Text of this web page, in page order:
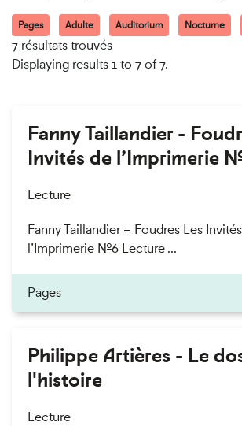
Pages Adulte Auditorium Nocturne
7 résultats trouvés
Displaying results 1 to 7 of 7.
Fanny Taillandier -
Invités de l’Imprimerie
Lecture
Fanny Taillandier – Foudres Les
l’Imprimerie n°6 Lecture ...
Pages
Philippe Artières - Le
l'histoire
Lecture